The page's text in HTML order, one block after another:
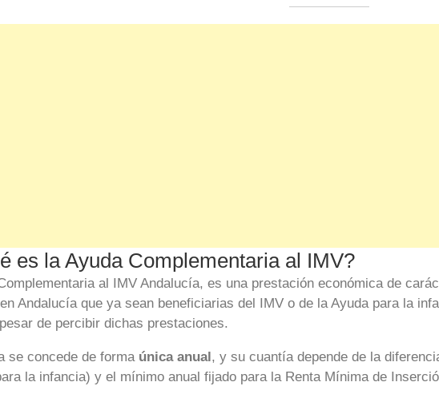
es la Ayuda Complementaria al IMV?
al IMV Andalucía, es una prestación económica de
Andalucía que ya sean beneficiarias del IMV o de la Ayuda para la
de percibir dichas prestaciones.
se concede de forma única anual, y su cuantía depende de la
la infancia) y el mínimo anual fijado para la Renta Mínima de